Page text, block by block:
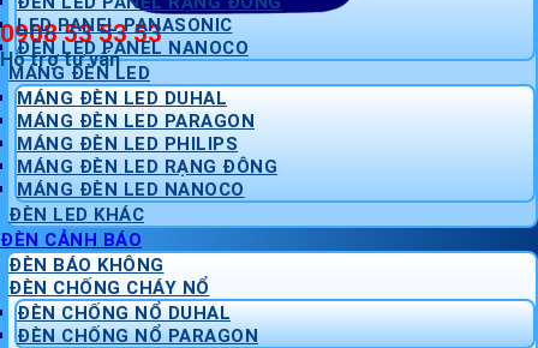
0908 53 53 53
Hỗ trợ tư vấn
LED PANEL PANASONIC
ĐÈN LED PANEL NANOCO
MÁNG ĐÈN LED
MÁNG ĐÈN LED DUHAL
MÁNG ĐÈN LED PARAGON
MÁNG ĐÈN LED PHILIPS
MÁNG ĐÈN LED RẠNG ĐÔNG
MÁNG ĐÈN LED NANOCO
ĐÈN LED KHÁC
ĐÈN CẢNH BÁO
ĐÈN BÁO KHÔNG
ĐÈN CHỐNG CHÁY NỔ
ĐÈN CHỐNG NỔ DUHAL
ĐÈN CHỐNG NỔ PARAGON